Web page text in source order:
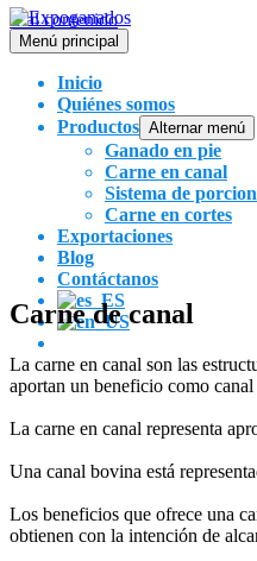
Ir al contenido
Menú principal
Inicio
Quiénes somos
Productos Alternar menú
Ganado en pie
Carne en canal
Sistema de
Carne en cortes
Exportaciones
Blog
Contáctanos
Carne de canal
La carne en canal son las
aportan un beneficio como
La carne en canal representa
Una canal bovina está
Los beneficios que ofrece una
obtienen con la intención de